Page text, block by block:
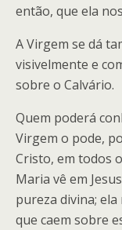
então, que ela
A Virgem se dá
visivelmente e
sobre o Calvário.
Quem poderá
Virgem o pode,
Cristo, em todos
Maria vê em
pureza divina;
que caem sobre